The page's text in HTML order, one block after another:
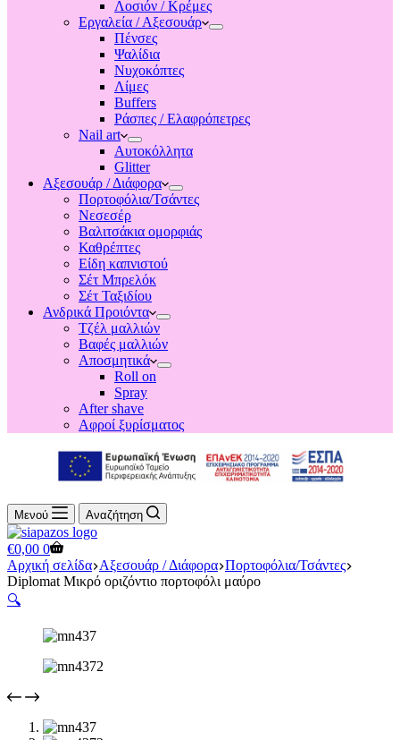
Λοσιόν / Κρέμες
Εργαλεία / Αξεσουάρ
Πένσες
Ψαλίδια
Νυχοκόπτες
Λίμες
Buffers
Ράσπες / Ελαφρόπετρες
Nail art
Αυτοκόλλητα
Glitter
Αξεσουάρ / Διάφορα
Πορτοφόλια/Τσάντες
Νεσεσέρ
Βαλιτσάκια ομορφιάς
Καθρέπτες
Είδη καπνιστού
Σέτ Μπρελόκ
Σέτ Ταξιδίου
Ανδρικά Προιόντα
Τζέλ μαλλιών
Βαφές μαλλιών
Αποσμητικά
Roll on
Spray
After shave
Αφροί ξυρίσματος
Μενού Αναζήτηση
Shopping
cart
€0,00 0
Αρχική σελίδα Αξεσουάρ / Διάφορα Πορτοφόλια/Τσάντες
Diplomat Μικρό οριζόντιο πορτοφόλι μαύρο
🔍